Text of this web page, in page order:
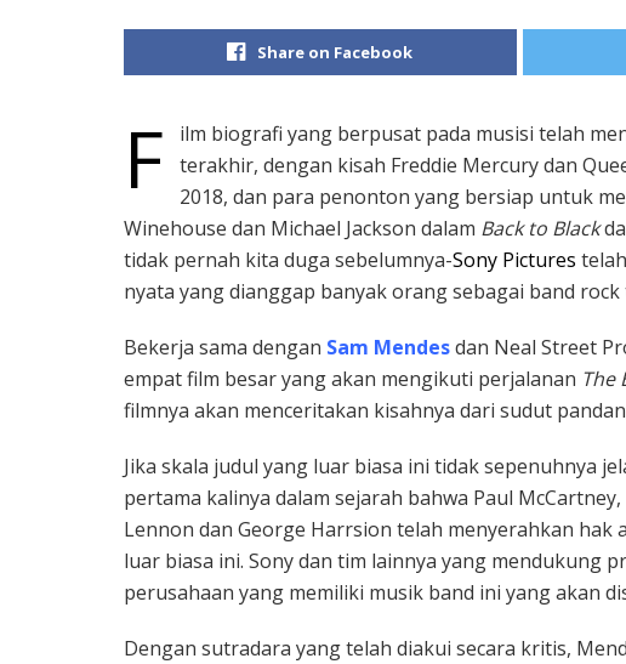
Share on Facebook
F
ilm biografi yang berpusat pada musisi telah
terakhir, dengan kisah Freddie Mercury dan
2018, dan para penonton yang bersiap untuk
Winehouse dan Michael Jackson dalam Back to Black
tidak pernah kita duga sebelumnya-Sony Pictures
nyata yang dianggap banyak orang sebagai band
Bekerja sama dengan Sam Mendesdan Neal Street
empat film besar yang akan mengikuti perjalanan The
filmnya akan menceritakan kisahnya dari sudut
Jika skala judul yang luar biasa ini tidak sepenuhnya
pertama kalinya dalam sejarah bahwa Paul
Lennon dan George Harrsion telah menyerahkan
luar biasa ini. Sony dan tim lainnya yang mendukung
perusahaan yang memiliki musik band ini yang akan
Dengan sutradara yang telah diakui secara kritis,